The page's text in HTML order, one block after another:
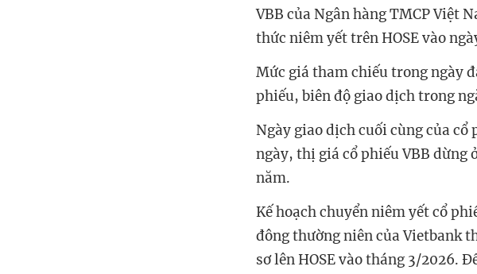
VBB của Ngân hàng TMCP Việt
thức niêm yết trên HOSE vào
Mức giá tham chiếu trong ngày
phiếu, biên độ giao dịch trong
Ngày giao dịch cuối cùng của cổ
ngày, thị giá cổ phiếu VBB dừng
năm.
Kế hoạch chuyển niêm yết cổ
đông thường niên của Vietbank
sơ lên HOSE vào tháng 3/2026.